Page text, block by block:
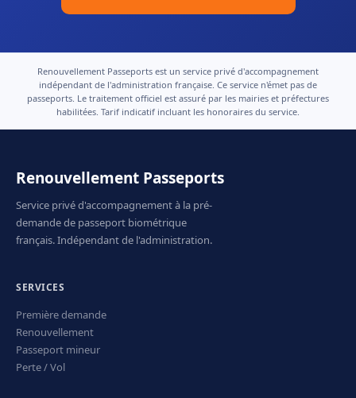
Renouvellement Passeports est un service privé d'accompagnement
indépendant de l'administration française. Ce service n'émet pas de
passeports. Le traitement officiel est assuré par les mairies et préfectures
habilitées. Tarif indicatif incluant les honoraires du service.
Renouvellement Passeports
Service privé d'accompagnement à la pré-
demande de passeport biométrique
français. Indépendant de l'administration.
SERVICES
Première demande
Renouvellement
Passeport mineur
Perte / Vol